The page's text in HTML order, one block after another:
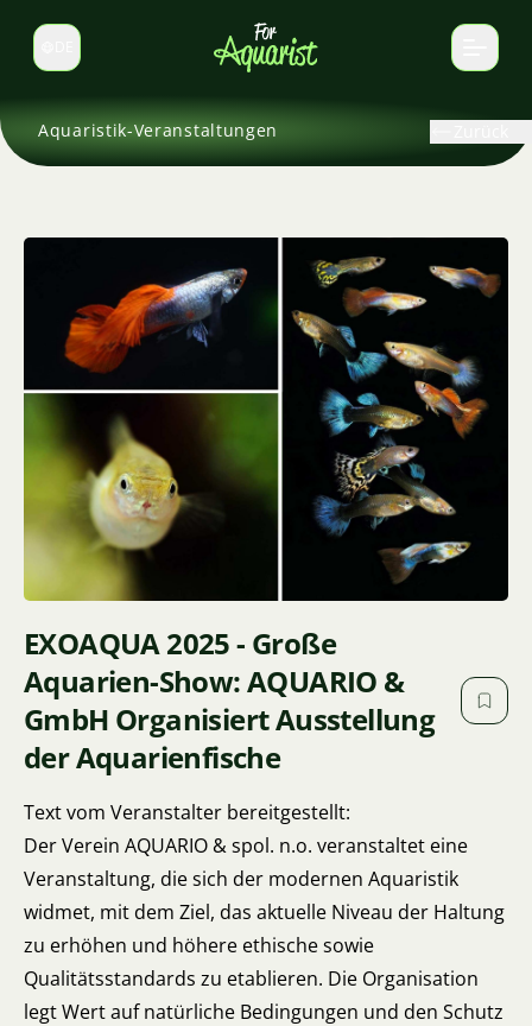
Sprache wechseln
Aquaristik-Veranstaltungen
EXOAQUA 2025 - Große
Aquarien-Show: AQUARIO &
GmbH Organisiert Ausstellung
der Aquarienfische
Text vom Veranstalter bereitgestellt:
Der Verein AQUARIO & spol. n.o. veranstaltet eine
Veranstaltung, die sich der modernen Aquaristik
widmet, mit dem Ziel, das aktuelle Niveau der Haltung
zu erhöhen und höhere ethische sowie
Qualitätsstandards zu etablieren. Die Organisation
legt Wert auf natürliche Bedingungen und den Schutz